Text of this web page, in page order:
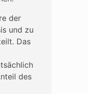
der
und zu
Das
des